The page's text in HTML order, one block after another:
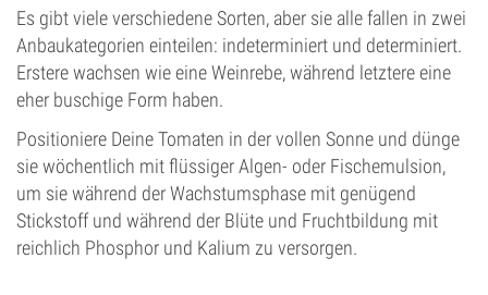
Es gibt viele verschiedene Sorten, aber sie alle fallen in zwei
Anbaukategorien einteilen: indeterminiert und determiniert.
Erstere wachsen wie eine Weinrebe, während letztere eine
eher buschige Form haben.
Positioniere Deine Tomaten in der vollen Sonne und dünge
sie wöchentlich mit flüssiger Algen- oder Fischemulsion,
um sie während der Wachstumsphase mit genügend
Stickstoff und während der Blüte und Fruchtbildung mit
reichlich Phosphor und Kalium zu versorgen.